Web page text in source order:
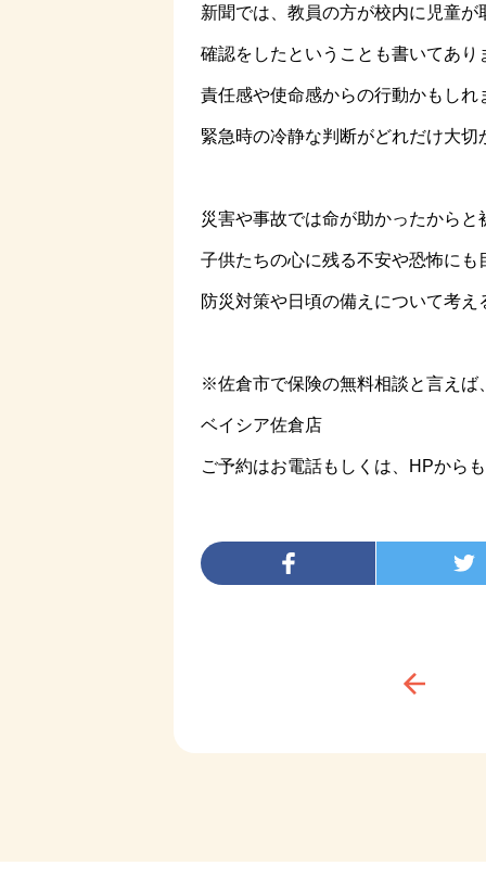
新聞では、教員の方が校内に児童が
確認をしたということも書いてあり
責任感や使命感からの行動かもしれ
緊急時の冷静な判断がどれだけ大
災害や事故では命が助かったから
子供たちの心に残る不安や恐怖にも
防災対策や日頃の備えについて考
※佐倉市で保険の無料相談と言えば
ベイシア佐倉店
ご予約はお電話もしくは、HPから